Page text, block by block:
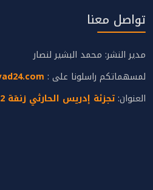
تواصل معنا
مدير النشر: محمد البشير لنصار
لمسهماتكم راسلونا على :
العنوان:تجزئة إدريس الحارثي زنقة 12 رقم 19 العيون